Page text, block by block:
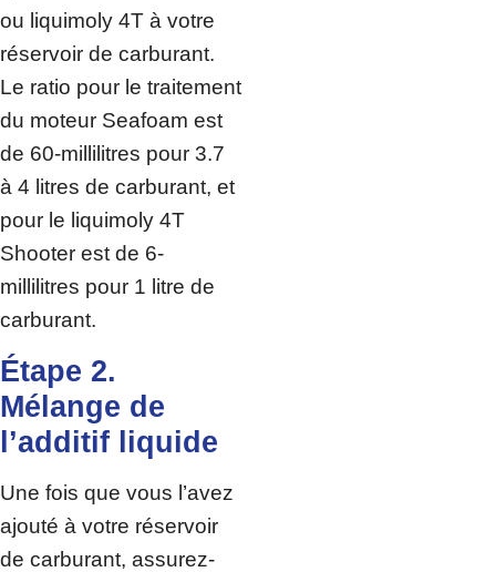
ou liquimoly 4T à votre
réservoir de carburant.
Le ratio pour le traitement
du moteur Seafoam est
de 60-millilitres pour 3.7
à 4 litres de carburant, et
pour le liquimoly 4T
Shooter est de 6-
millilitres pour 1 litre de
carburant.
Étape 2.
Mélange de
l’additif liquide
Une fois que vous l’avez
ajouté à votre réservoir
de carburant, assurez-